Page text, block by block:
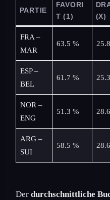
PARTIE
FAVORI
T (1)
(X)
FRA –
MAR
63.5 %
ESP –
BEL
61.7 %
NOR –
ENG
51.3 %
ARG –
SUI
58.5 %
Der durchschnittliche